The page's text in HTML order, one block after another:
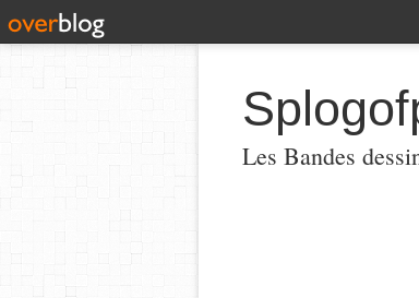
Les Bandes